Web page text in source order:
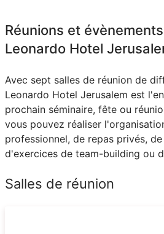
Réunions et
Leonardo Hotel
Avec sept salles de réunion de
Leonardo Hotel Jerusalem est
prochain séminaire, fête ou
vous pouvez réaliser
professionnel, de repas privés,
d'exercices de team-building ou
Salles de réunion